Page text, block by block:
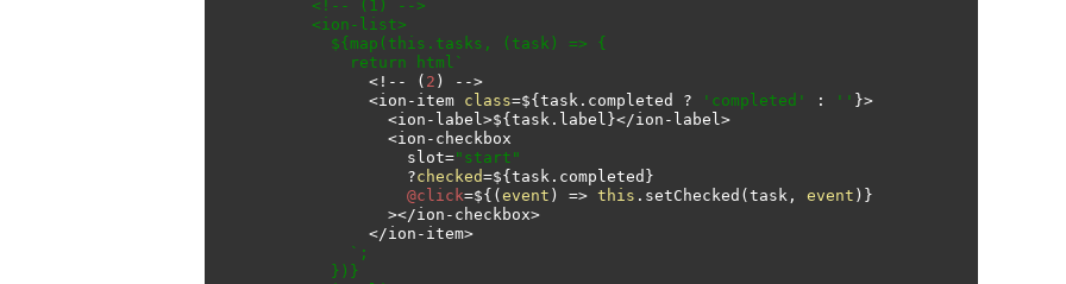
              return html`
<!--
( 2 )
-->
<ion - item class=${ task . completed ? 'completed' : '' }>
<ion - label>${ task . label }</ion - label>
<ion - checkbox
                    slot
="start"
?checked=${ task . completed }
@click=${( event ) => this . setChecked ( task , event )}
></ion - checkbox>
</ion - item>
`;